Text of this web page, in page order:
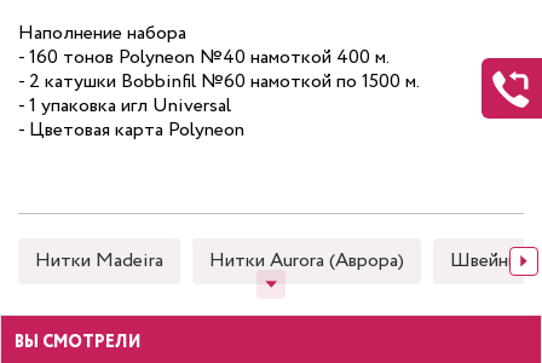
Наполнение набора
- 160 тонов Polyneon №40 намоткой 400 м.
- 2 катушки Bobbinfil №60 намоткой по 1500 м.
- 1 упаковка игл Universal
- Цветовая карта Polyneon
Нитки Madeira Нитки Aurora (Аврора) Швейные
ВЫ СМОТРЕЛИ